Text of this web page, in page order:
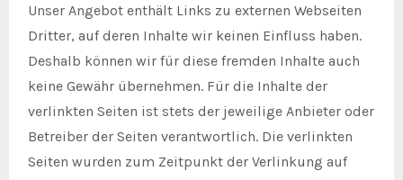
Unser Angebot enthält Links zu externen Webseiten
Dritter, auf deren Inhalte wir keinen Einfluss haben.
Deshalb können wir für diese fremden Inhalte auch
keine Gewähr übernehmen. Für die Inhalte der
verlinkten Seiten ist stets der jeweilige Anbieter oder
Betreiber der Seiten verantwortlich. Die verlinkten
Seiten wurden zum Zeitpunkt der Verlinkung auf